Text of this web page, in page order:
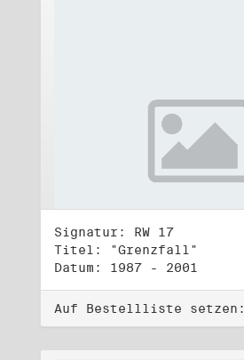
Signatur: RW 17
Titel: "Grenzfall"
Datum: 1987 - 2001
Auf Bestellliste setzen: